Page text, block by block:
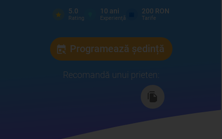
5.0
Rating
10 ani
Experienţă
200 RON
Tarife
Programează ședință
Recomandă unui prieten: